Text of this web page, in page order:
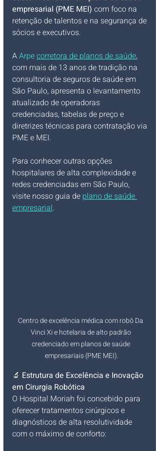
empresarial (PME MEI) com foco na
retenção de talentos e na segurança de
sócios e executivos.
A Arpe corretora de planos de saúde,
com mais de 13 anos de tradição na
consultoria de seguros de saúde em
São Paulo, apresenta o levantamento
atualizado de operadoras
credenciadas, tabelas de preço e
diretrizes técnicas para contratação via
PME e MEI.
Para conhecer outras opções
hospitalares de alta complexidade e
redes credenciadas em São Paulo,
visite nosso guia de plano de saúde
empresarial.
Centro de excelência médica com robô Da
Vinci Xi e hotelaria de alto padrão
credenciado em planos de saúde
empresariais (PME MEI).
🔬 Estrutura de Excelência e Inovação
em Cirurgia Robótica
O Hospital Moriah foi concebido para
oferecer tratamentos cirúrgicos e
diagnósticos de alta resolutividade
com o máximo de conforto: